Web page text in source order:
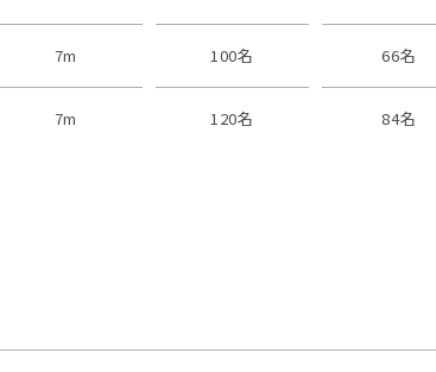
7m 100名 66名
7m 120名 84名